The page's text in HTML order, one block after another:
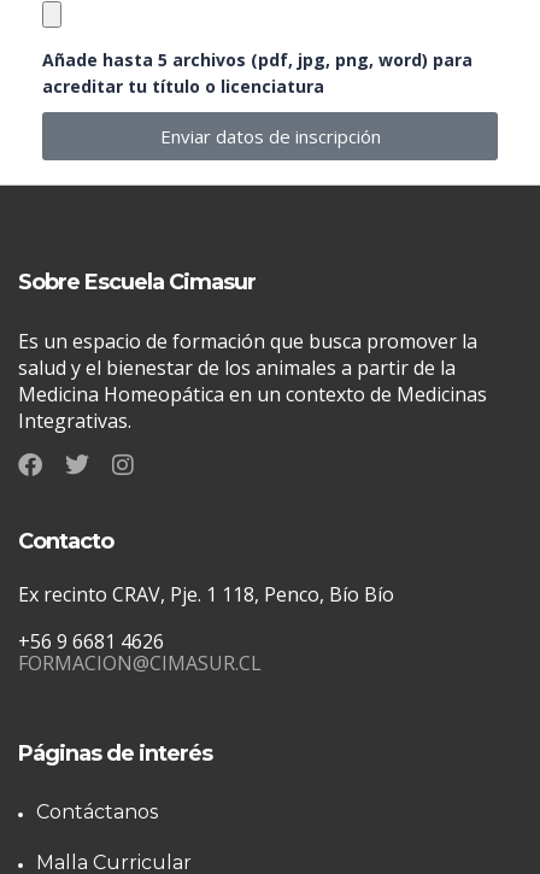
Añade hasta 5 archivos (pdf, jpg, png, word) para
acreditar tu título o licenciatura
Enviar datos de inscripción
Sobre Escuela Cimasur
Es un espacio de formación que busca promover la
salud y el bienestar de los animales a partir de la
Medicina Homeopática en un contexto de Medicinas
Integrativas.
Contacto
Ex recinto CRAV, Pje. 1 118, Penco, Bío Bío
+56 9 6681 4626
FORMACION@CIMASUR.CL
Páginas de interés
Contáctanos
Malla Curricular